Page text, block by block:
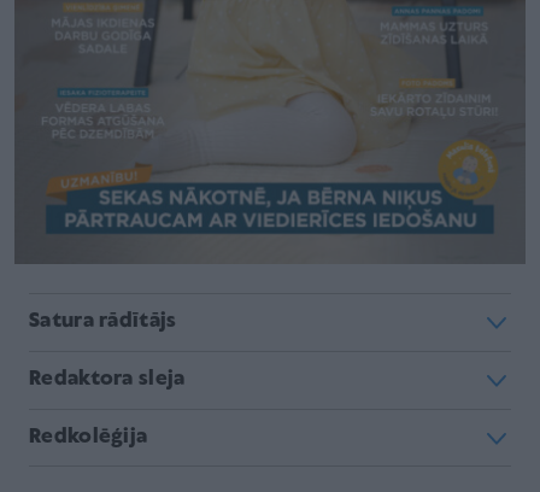
Satura rādītājs
Redaktora sleja
Redkolēģija